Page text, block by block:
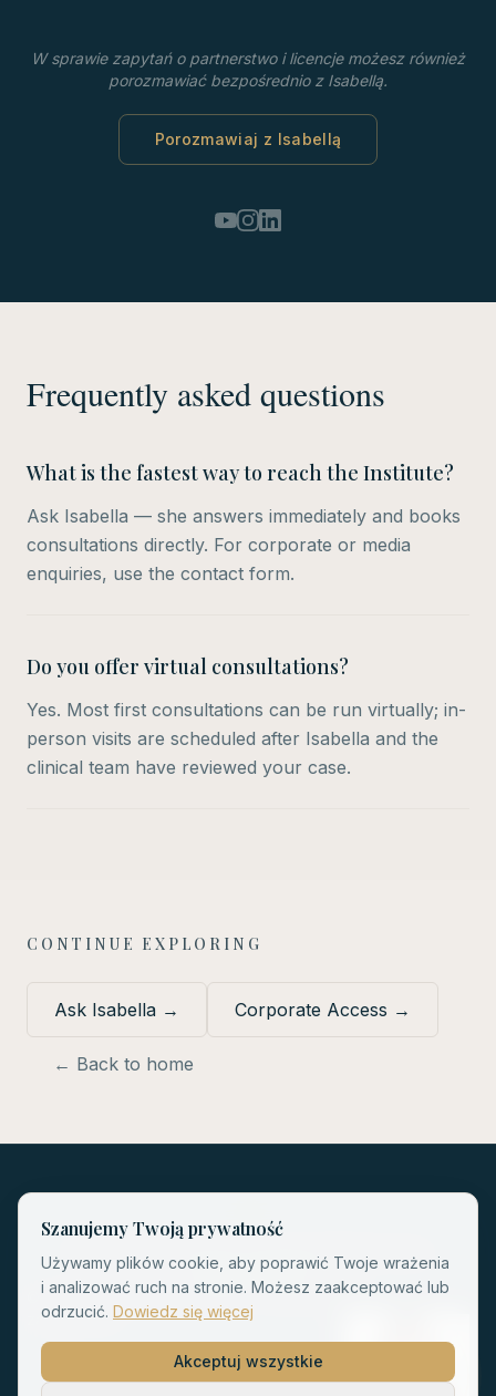
W sprawie zapytań o partnerstwo i licencje możesz również
porozmawiać bezpośrednio z Isabellą.
Porozmawiaj z Isabellą
Frequently asked questions
What is the fastest way to reach the Institute?
Ask Isabella — she answers immediately and books
consultations directly. For corporate or media
enquiries, use the contact form.
Do you offer virtual consultations?
Yes. Most first consultations can be run virtually; in-
person visits are scheduled after Isabella and the
clinical team have reviewed your case.
CONTINUE EXPLORING
Ask Isabella → Corporate Access →
← Back to home
Polityka Prywatności RegulaminNota Prawna
Polityka Cookies
© 2026WellnessSpirit Institute.Wszelkie prawa
zastrzeżone.
Szanujemy Twoją prywatność
Używamy plików cookie, aby poprawić Twoje wrażenia
i analizować ruch na stronie. Możesz zaakceptować lub
odrzucić. Dowiedz się więcej
Akceptuj wszystkie